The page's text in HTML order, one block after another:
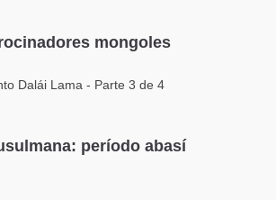
mongoles
Dalái Lama - Parte 3 de 4
período abasí